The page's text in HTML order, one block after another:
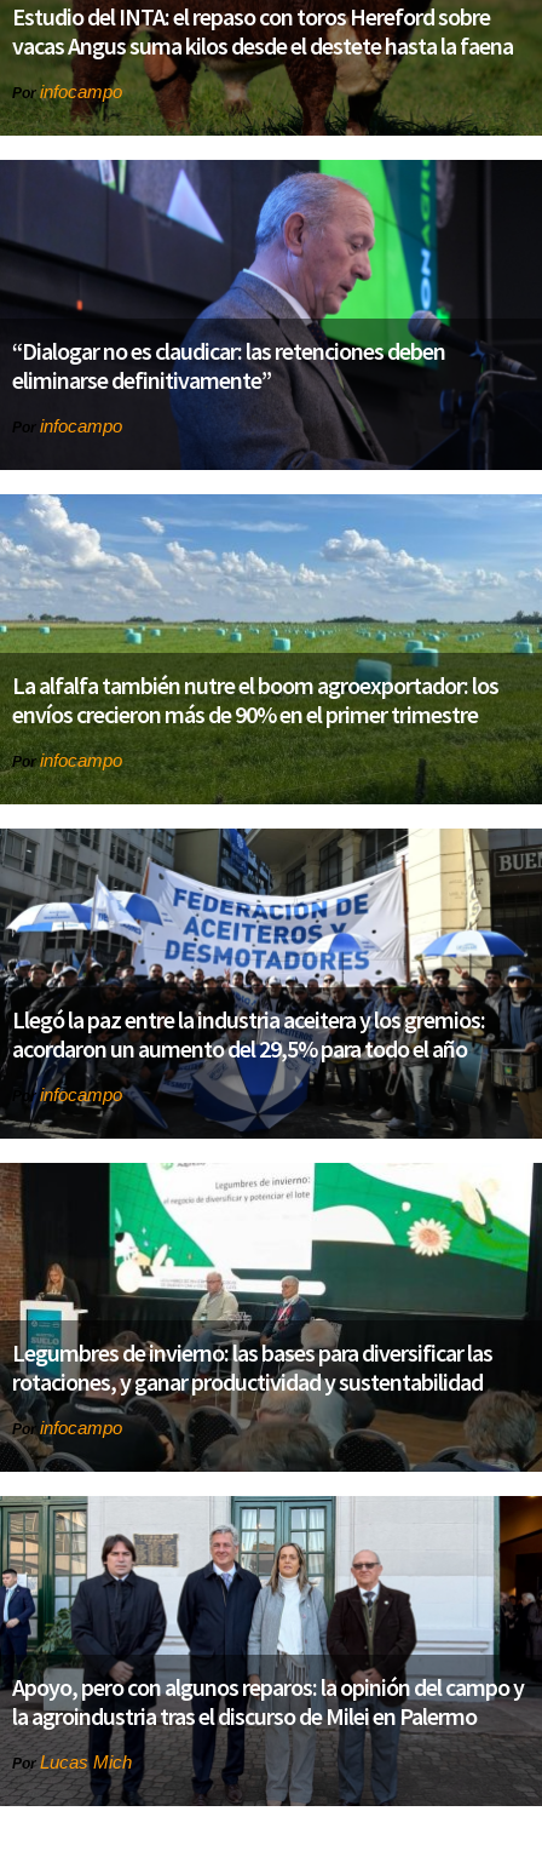
Estudio del INTA: el repaso con toros Hereford sobre
vacas Angus suma kilos desde el destete hasta la faena
Por infocampo
“Dialogar no es claudicar: las retenciones deben
eliminarse definitivamente”
Por infocampo
La alfalfa también nutre el boom agroexportador: los
envíos crecieron más de 90% en el primer trimestre
Porinfocampo
Llegó la paz entre la industria aceitera y los gremios:
acordaron un aumento del 29,5% para todo el año
Porinfocampo
Legumbres de invierno: las bases para diversificar las
rotaciones, y ganar productividad y sustentabilidad
Por infocampo
Apoyo, pero con algunos reparos: la opinión del campo y
la agroindustria tras el discurso de Milei en Palermo
Por Lucas Mich